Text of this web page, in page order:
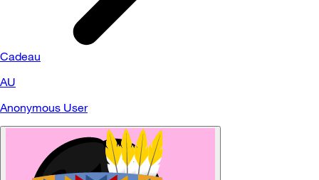
Cadeau
AU
Anonymous User